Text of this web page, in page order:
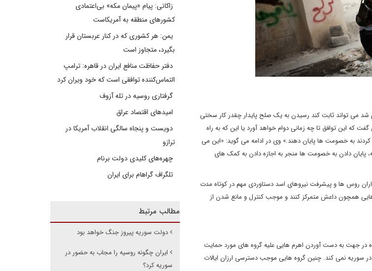
می تواند ثابت کند رسیدن به یک صلح پایدار چقدر کار سختی
که این توافق تا چه زمانی دوام خواهد آورد یا این که به راه
به خصومت ها پایان دهند.» وی در ادامه می گوید: «این می
پایان دادن به خصومت ها منجر به اجازه دادن به کمک های
روس ها و پیشرفت نیروهای اسد دستاوردی مهم در کوتاه مدت
همچون داعش متمرکز کنند و موجب کنترل و مانع شدن از
در جهت به دست آوردن اهرم هایی علیه گروه های مورد حمایت
سوریه نمی کند. چنین گروه هایی موجب دسترسی ارزان ایالات
زاکانی: پیام «پیمان مکه» بی‌اعتمادی
کشورهای منطقه به آمریکاست
یمن: هر کشوری که در کنار عربستان قرار
بگیرد، متجاوز است
دفتر حفاظت منافع ایران در قاهره: ترامپ
التماس‌کننده توافقی است که خود ویران کرد
گرفتاری روسیه در تله آزوف
امیدهای اقتصاد عراق
دویست و پنجاه سالگی انقلاب آمریکا در
ترازو
چهره‌های کلیدی دولت برنام
تلگراف گراهام برای ایران
مطالب مرتبط
دولت سوریه پیروز جنگ خواهد بود
ایران چگونه روسیه را مجاب به حضور در
سوریه کرد؟